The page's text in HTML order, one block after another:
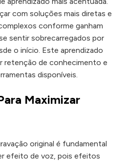
com soluções mais diretas e
conforme ganham
sentir sobrecarregados por
o início. Este aprendizado
retenção de conhecimento e
disponíveis.
Maximizar
original é fundamental
efeito de voz, pois efeitos